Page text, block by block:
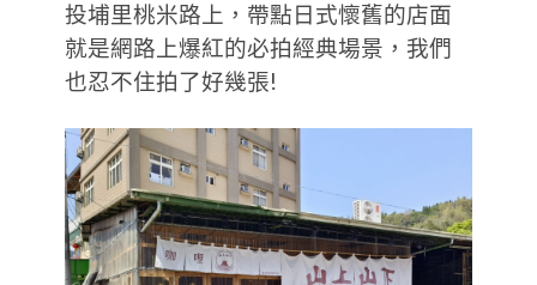
投埔里桃米路上，帶點日式懷舊的店面
就是網路上爆紅的必拍經典場景，我們
也忍不住拍了好幾張!